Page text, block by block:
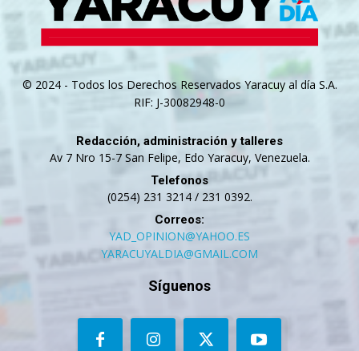
© 2024 - Todos los Derechos Reservados Yaracuy al día S.A.
RIF: J-30082948-0
Redacción, administración y talleres
Av 7 Nro 15-7 San Felipe, Edo Yaracuy, Venezuela.
Telefonos
(0254) 231 3214 / 231 0392.
Correos:
YAD_OPINION@YAHOO.ES
YARACUYALDIA@GMAIL.COM
Síguenos